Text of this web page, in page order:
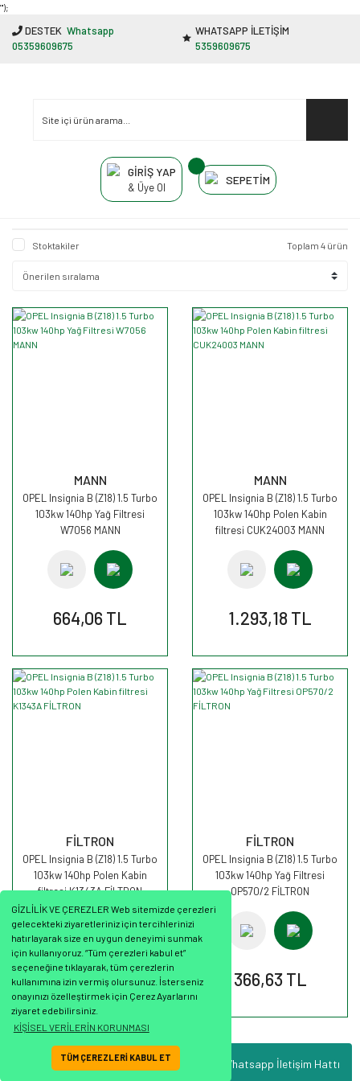
GİZLİLİK VE ÇEREZLER Web sitemizde çerezleri
gelecekteki ziyaretleriniz için tercihlerinizi
hatırlayarak size en uygun deneyimi sunmak
için kullanıyoruz. “Tüm çerezleri kabul et”
seçeneğine tıklayarak, tüm çerezlerin
kullanımına izin vermiş olursunuz. İsterseniz
onayınızı özelleştirmek için Çerez Ayarlarını
ziyaret edebilirsiniz.
KİŞİSEL VERİLERİN KORUNMASI
TÜM ÇEREZLERİ KABUL ET
"');
Whatsapp İletişim Hattı
DESTEK Whatsapp
05359609675
WHATSAPP İLETİŞİM
5359609675
GİRİŞ YAP
& Üye Ol
SEPETİM
Stoktakiler Toplam 4 ürün
MANN
OPEL Insignia B (Z18) 1.5 Turbo
103kw 140hp Yağ Filtresi
W7056 MANN
664,06 TL
MANN
OPEL Insignia B (Z18) 1.5 Turbo
103kw 140hp Polen Kabin
filtresi CUK24003 MANN
1.293,18 TL
FİLTRON
OPEL Insignia B (Z18) 1.5 Turbo
103kw 140hp Polen Kabin
filtresi K1343A FİLTRON
548,86 TL
FİLTRON
OPEL Insignia B (Z18) 1.5 Turbo
103kw 140hp Yağ Filtresi
OP570/2 FİLTRON
366,63 TL